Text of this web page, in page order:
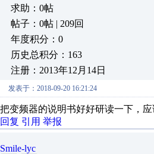
求助：0帖
帖子：0帖 | 209回
年度积分：0
历史总积分：163
注册：2013年12月14日
发表于：2018-09-20 16:21:24
把变频器的说明书好好研读一下，应
回复 引用 举报
Smile-lyc